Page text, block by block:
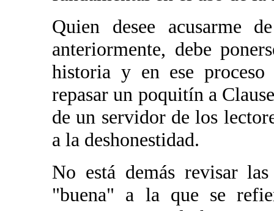
Quien desee acusarme
anteriormente, debe
historia y en ese proceso
repasar un poquitín a
de un servidor de los
a la deshonestidad.
No está demás revisar
"buena" a la que se